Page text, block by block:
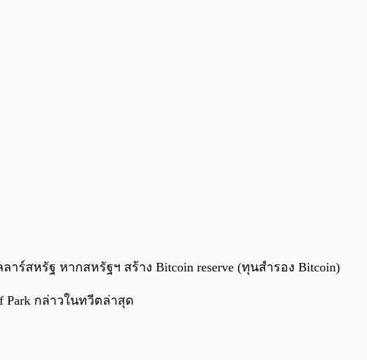
0:00 0:00
าร์สหรัฐ หากสหรัฐฯ สร้าง Bitcoin reserve (ทุนสำรอง Bitcoin)
Park กล่าวในทวีตล่าสุด